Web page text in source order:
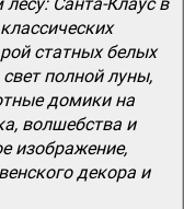
статных белых
полной луны,
домики на
волшебства и
изображение,
декора и